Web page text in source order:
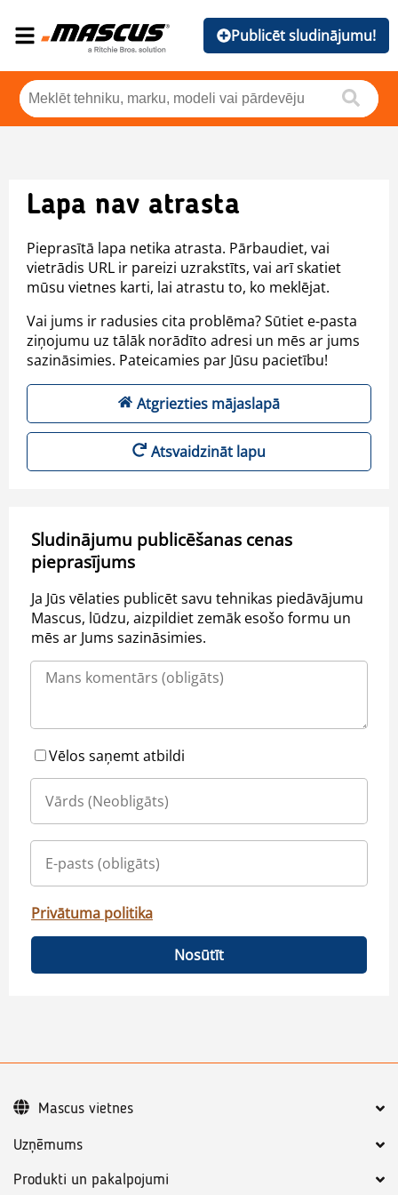
Publicēt sludinājumu!
Lapa nav atrasta
Pieprasītā lapa netika atrasta. Pārbaudiet, vai
vietrādis URL ir pareizi uzrakstīts, vai arī skatiet
mūsu vietnes karti, lai atrastu to, ko meklējat.
Vai jums ir radusies cita problēma? Sūtiet e-pasta
ziņojumu uz tālāk norādīto adresi un mēs ar jums
sazināsimies. Pateicamies par Jūsu pacietību!
Atgriezties mājaslapā
Atsvaidzināt lapu
Sludinājumu publicēšanas cenas
pieprasījums
Ja Jūs vēlaties publicēt savu tehnikas piedāvājumu
Mascus, lūdzu, aizpildiet zemāk esošo formu un
mēs ar Jums sazināsimies.
Vēlos saņemt atbildi
Privātuma politika
Nosūtīt
Uzņēmums
Produkti un pakalpojumi
Mascus vietnes